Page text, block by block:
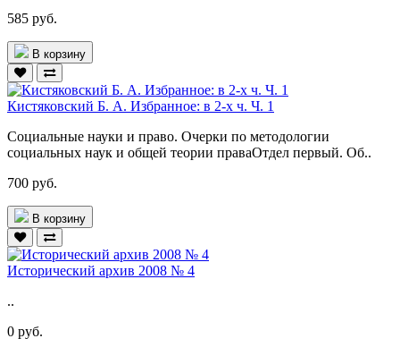
585 руб.
В корзину
Кистяковский Б. А. Избранное: в 2-х ч. Ч. 1
Социальные науки и право. Очерки по методологии
социальных наук и общей теории праваОтдел первый. Об..
700 руб.
В корзину
Исторический архив 2008 № 4
..
0 руб.